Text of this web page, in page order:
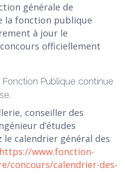
générale de
la fonction publique
à jour le
officiellement
Publique continue
conseiller des
d’études
le calendrier général des
https://www.fonction-
concours/calendrier-des-